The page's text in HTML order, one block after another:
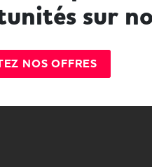
sur
NOS OFFRES